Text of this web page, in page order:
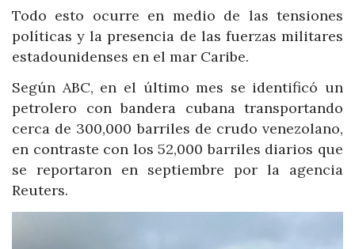
Todo esto ocurre en medio de las tensiones
políticas y la presencia de las fuerzas militares
estadounidenses en el mar Caribe.
Según ABC, en el último mes se identificó un
petrolero con bandera cubana transportando
cerca de 300,000 barriles de crudo venezolano,
en contraste con los 52,000 barriles diarios que
se reportaron en septiembre por la agencia
Reuters.